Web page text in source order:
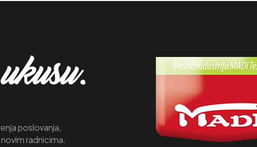
poslovanja,
novim radnicima.